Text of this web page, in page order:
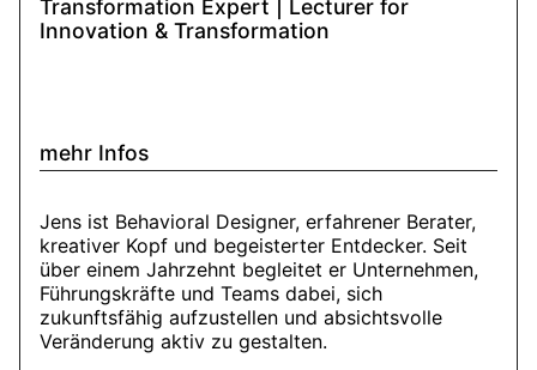
Transformation Expert | Lecturer for
Innovation & Transformation
mehr Infos
Jens ist Behavioral Designer, erfahrener Berater,
kreativer Kopf und begeisterter Entdecker. Seit
über einem Jahrzehnt begleitet er Unternehmen,
Führungskräfte und Teams dabei, sich
zukunftsfähig aufzustellen und absichtsvolle
Veränderung aktiv zu gestalten.